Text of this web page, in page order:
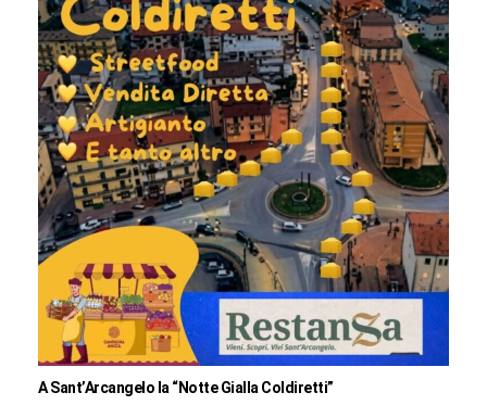
A Sant’Arcangelo la “Notte Gialla Coldiretti”